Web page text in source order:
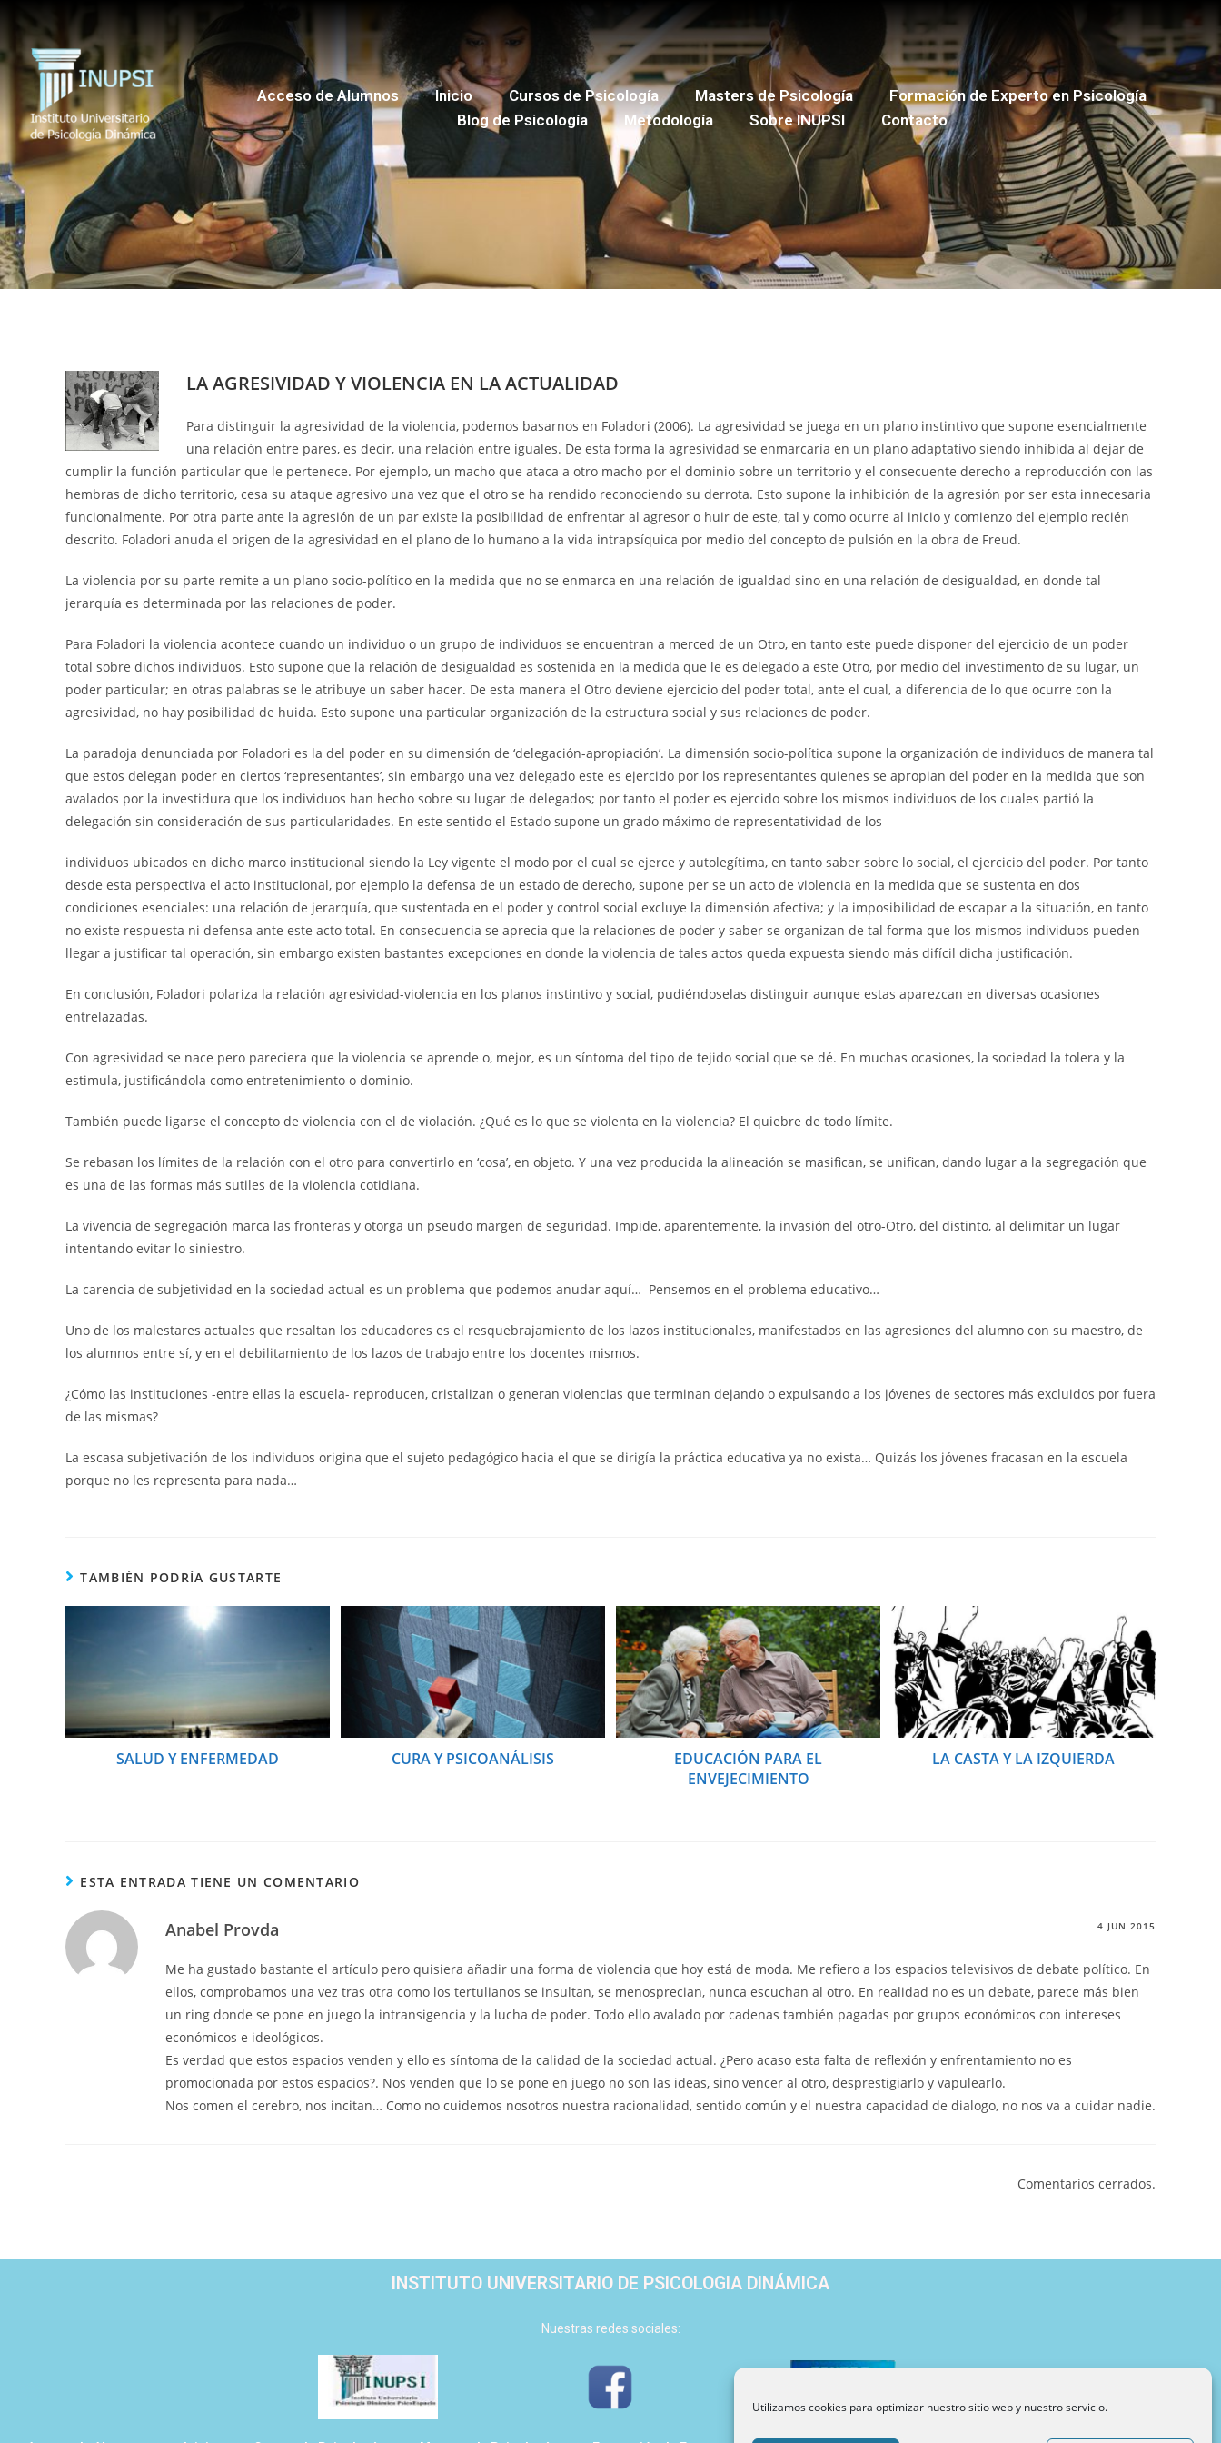
Utilizamos cookies para optimizar nuestro sitio web y nuestro servicio.
Acceso de Alumnos Inicio Cursos de Psicología Masters de Psicología
Formación de Experto en Psicología
Blog de Psicología
Metodología Sobre INUPSI Contacto
LA AGRESIVIDAD Y VIOLENCIA EN LA ACTUALIDAD
Para distinguir la agresividad de la violencia, podemos basarnos en Foladori (2006). La agresividad se juega en un plano instintivo que supone esencialmente
una relación entre pares, es decir, una relación entre iguales. De esta forma la agresividad se enmarcaría en un plano adaptativo siendo inhibida al dejar de
cumplir la función particular que le pertenece. Por ejemplo, un macho que ataca a otro macho por el dominio sobre un territorio y el consecuente derecho a reproducción con las
hembras de dicho territorio, cesa su ataque agresivo una vez que el otro se ha rendido reconociendo su derrota. Esto supone la inhibición de la agresión por ser esta innecesaria
funcionalmente. Por otra parte ante la agresión de un par existe la posibilidad de enfrentar al agresor o huir de este, tal y como ocurre al inicio y comienzo del ejemplo recién
descrito. Foladori anuda el origen de la agresividad en el plano de lo humano a la vida intrapsíquica por medio del concepto de pulsión en la obra de Freud.
La violencia por su parte remite a un plano socio-político en la medida que no se enmarca en una relación de igualdad sino en una relación de desigualdad, en donde tal
jerarquía es determinada por las relaciones de poder.
Para Foladori la violencia acontece cuando un individuo o un grupo de individuos se encuentran a merced de un Otro, en tanto este puede disponer del ejercicio de un poder
total sobre dichos individuos. Esto supone que la relación de desigualdad es sostenida en la medida que le es delegado a este Otro, por medio del investimento de su lugar, un
poder particular; en otras palabras se le atribuye un saber hacer. De esta manera el Otro deviene ejercicio del poder total, ante el cual, a diferencia de lo que ocurre con la
agresividad, no hay posibilidad de huida. Esto supone una particular organización de la estructura social y sus relaciones de poder.
La paradoja denunciada por Foladori es la del poder en su dimensión de ‘delegación-apropiación’. La dimensión socio-política supone la organización de individuos de manera tal
que estos delegan poder en ciertos ‘representantes’, sin embargo una vez delegado este es ejercido por los representantes quienes se apropian del poder en la medida que son
avalados por la investidura que los individuos han hecho sobre su lugar de delegados; por tanto el poder es ejercido sobre los mismos individuos de los cuales partió la
delegación sin consideración de sus particularidades. En este sentido el Estado supone un grado máximo de representatividad de los
individuos ubicados en dicho marco institucional siendo la Ley vigente el modo por el cual se ejerce y autolegítima, en tanto saber sobre lo social, el ejercicio del poder. Por tanto
desde esta perspectiva el acto institucional, por ejemplo la defensa de un estado de derecho, supone per se un acto de violencia en la medida que se sustenta en dos
condiciones esenciales: una relación de jerarquía, que sustentada en el poder y control social excluye la dimensión afectiva; y la imposibilidad de escapar a la situación, en tanto
no existe respuesta ni defensa ante este acto total. En consecuencia se aprecia que la relaciones de poder y saber se organizan de tal forma que los mismos individuos pueden
llegar a justificar tal operación, sin embargo existen bastantes excepciones en donde la violencia de tales actos queda expuesta siendo más difícil dicha justificación.
En conclusión, Foladori polariza la relación agresividad-violencia en los planos instintivo y social, pudiéndoselas distinguir aunque estas aparezcan en diversas ocasiones
entrelazadas.
Con agresividad se nace pero pareciera que la violencia se aprende o, mejor, es un síntoma del tipo de tejido social que se dé. En muchas ocasiones, la sociedad la tolera y la
estimula, justificándola como entretenimiento o dominio.
También puede ligarse el concepto de violencia con el de violación. ¿Qué es lo que se violenta en la violencia? El quiebre de todo límite.
Se rebasan los límites de la relación con el otro para convertirlo en ‘cosa’, en objeto. Y una vez producida la alineación se masifican, se unifican, dando lugar a la segregación que
es una de las formas más sutiles de la violencia cotidiana.
La vivencia de segregación marca las fronteras y otorga un pseudo margen de seguridad. Impide, aparentemente, la invasión del otro-Otro, del distinto, al delimitar un lugar
intentando evitar lo siniestro.
La carencia de subjetividad en la sociedad actual es un problema que podemos anudar aquí… Pensemos en el problema educativo…
Uno de los malestares actuales que resaltan los educadores es el resquebrajamiento de los lazos institucionales, manifestados en las agresiones del alumno con su maestro, de
los alumnos entre sí, y en el debilitamiento de los lazos de trabajo entre los docentes mismos.
¿Cómo las instituciones -entre ellas la escuela- reproducen, cristalizan o generan violencias que terminan dejando o expulsando a los jóvenes de sectores más excluidos por fuera
de las mismas?
La escasa subjetivación de los individuos origina que el sujeto pedagógico hacia el que se dirigía la práctica educativa ya no exista… Quizás los jóvenes fracasan en la escuela
porque no les representa para nada…
TAMBIÉN PODRÍA GUSTARTE
SALUD Y ENFERMEDAD CURA Y PSICOANÁLISIS
EDUCACIÓN PARA EL
ENVEJECIMIENTO
LA CASTA Y LA IZQUIERDA
ESTA ENTRADA TIENE UN COMENTARIO
Anabel Provda 4 JUN 2015
Me ha gustado bastante el artículo pero quisiera añadir una forma de violencia que hoy está de moda. Me refiero a los espacios televisivos de debate político. En
ellos, comprobamos una vez tras otra como los tertulianos se insultan, se menosprecian, nunca escuchan al otro. En realidad no es un debate, parece más bien
un ring donde se pone en juego la intransigencia y la lucha de poder. Todo ello avalado por cadenas también pagadas por grupos económicos con intereses
económicos e ideológicos.
Es verdad que estos espacios venden y ello es síntoma de la calidad de la sociedad actual. ¿Pero acaso esta falta de reflexión y enfrentamiento no es
promocionada por estos espacios?. Nos venden que lo se pone en juego no son las ideas, sino vencer al otro, desprestigiarlo y vapulearlo.
Nos comen el cerebro, nos incitan… Como no cuidemos nosotros nuestra racionalidad, sentido común y el nuestra capacidad de dialogo, no nos va a cuidar nadie.
Comentarios cerrados.
INSTITUTO UNIVERSITARIO DE PSICOLOGIA DINÁMICA
Nuestras redes sociales: